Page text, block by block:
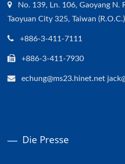
No. 139, Ln. 106, Gaoyang N.
Taoyuan City 325, Taiwan (R.O.C.)
+886-3-411-7111
+886-3-411-7930
echung@ms23.hinet.net
Die Presse